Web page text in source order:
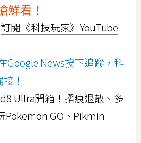
鮮看！
訂閱《科技玩家》YouTube
Google News按下追蹤，科
！
Ultra開箱！摺痕退散、多
Pokemon GO、Pikmin